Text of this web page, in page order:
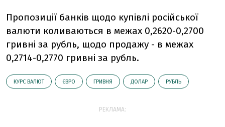
Пропозиції банків щодо купівлі російської
валюти коливаються в межах 0,2620-0,2700
гривні за рубль, щодо продажу - в межах
0,2714-0,2770 гривні за рубль.
КУРС ВАЛЮТ ЄВРО ГРИВНЯ ДОЛАР РУБЛЬ
РЕКЛАМА: